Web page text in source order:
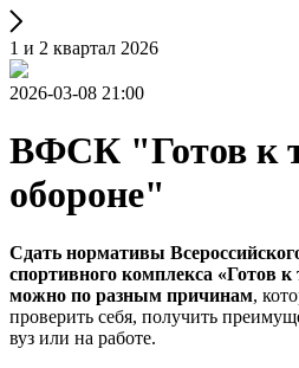
1 и 2 квартал 2026
2026-03-08 21:00
ВФСК "Готов к
обороне"
Сдать нормативы
спортивного комплекса «Готов
можно по разным причинам,
проверить себя, получить
вуз или на работе.